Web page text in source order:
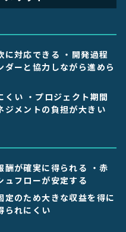
に対応できる ・開発過程
ーと協力しながら進めら
くい ・プロジェクト期間
ジメントの負担が大きい
酬が確実に得られる ・赤
ュフローが安定する
定のため大きな収益を得に
られにくい